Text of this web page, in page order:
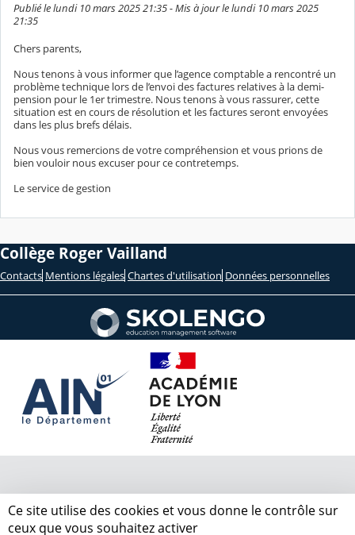
Publié le lundi 10 mars 2025 21:35 - Mis à jour le lundi 10 mars 2025
21:35
Chers parents,
Nous tenons à vous informer que l’agence comptable a rencontré un
problème technique lors de l’envoi des factures relatives à la demi-
pension pour le 1er trimestre. Nous tenons à vous rassurer, cette
situation est en cours de résolution et les factures seront envoyées
dans les plus brefs délais.
Nous vous remercions de votre compréhension et vous prions de
bien vouloir nous excuser pour ce contretemps.
Le service de gestion
Collège Roger Vailland
Contacts Mentions légales Chartes d'utilisation Données personnelles
Ce site utilise des cookies et vous donne le contrôle sur
ceux que vous souhaitez activer